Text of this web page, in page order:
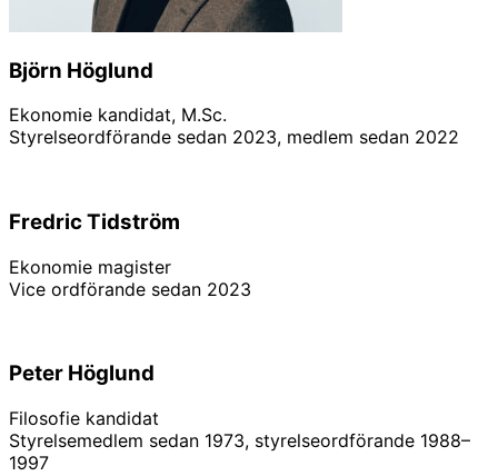
Björn Höglund
Ekonomie kandidat, M.Sc.
Styrelseordförande sedan 2023, medlem sedan 2022
Fredric Tidström
Ekonomie magister
Vice ordförande sedan 2023
Peter Höglund
Filosofie kandidat
Styrelsemedlem sedan 1973, styrelseordförande 1988–
1997